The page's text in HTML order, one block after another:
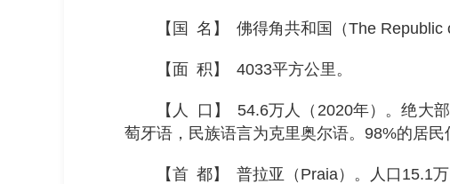
【国 名】 佛得角共和国（The Republic
【面 积】 4033平方公里。
【人 口】 54.6万人（2020年）。绝大
萄牙语，民族语言为克里奥尔语。98%的居
【首 都】 普拉亚（Praia）。人口15.1